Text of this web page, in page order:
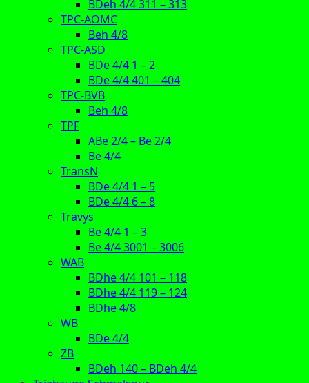
BDeh 4/4 311 – 313
TPC-AOMC
Beh 4/8
TPC-ASD
BDe 4/4 1 – 2
BDe 4/4 401 – 404
TPC-BVB
Beh 4/8
TPF
ABe 2/4 – Be 2/4
Be 4/4
TransN
BDe 4/4 1 – 5
BDe 4/4 6 – 8
Travys
Be 4/4 1 – 3
Be 4/4 3001 – 3006
WAB
BDhe 4/4 101 – 118
BDhe 4/4 119 – 124
BDhe 4/8
WB
BDe 4/4
ZB
BDeh 140 – BDeh 4/4